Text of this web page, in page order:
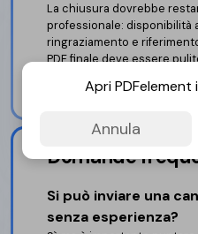
La chiusura dovrebbe
professionale: disponibilità
ringraziamento e
PDF finale deve essere
Domande
Si può inviare una
senza esperienza?
Apri PDFelement
Annula